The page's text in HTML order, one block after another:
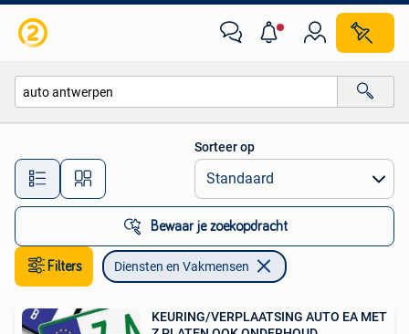
Alle afstanden…
Sorteer op
Bewaar je zoekopdracht
Filters Diensten en Vakmensen
KEURING/VERPLAATSING AUTO EA MET